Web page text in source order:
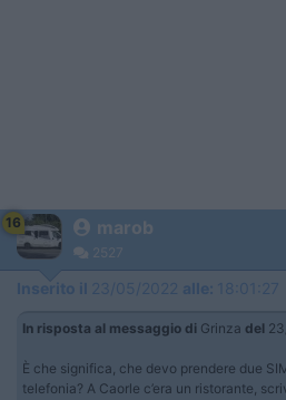
16 marob
2527
Inserito il 23/05/2022 alle: 18:01:27
In risposta al messaggio di Grinza del
È che significa, che devo prendere due
telefonia? A Caorle c’era un ristorante,